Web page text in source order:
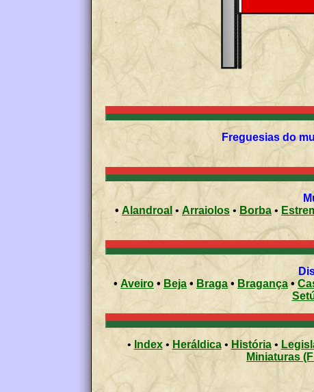
Freguesias do
• Alandroal • Arraiolos • Borba•
• Aveiro • Beja • Braga • Bragança •
• Index•Heráldica• História •
Miniaturas